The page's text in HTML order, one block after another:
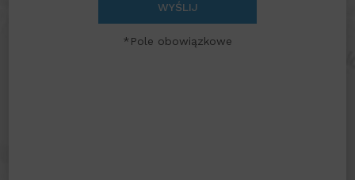
WYŚLIJ
*Pole obowiązkowe